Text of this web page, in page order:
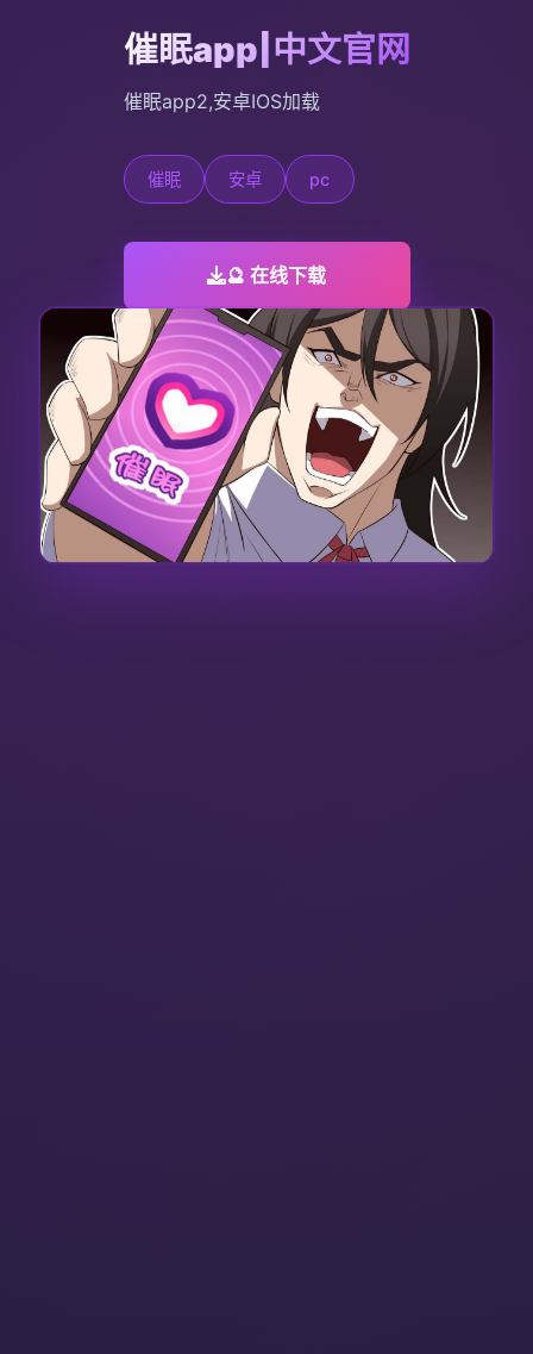
催眠app|中文官网
催眠app2,安卓IOS加载
催眠 安卓 pc
🔮 在线下载